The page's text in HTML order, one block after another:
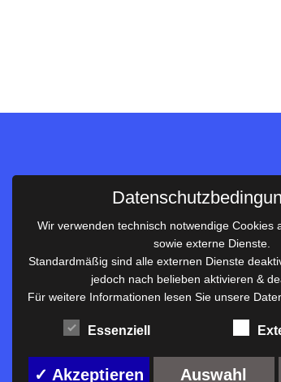
Salier-Realschule
Anmelden
Wir verwenden technisch notwendige Cookies
sowie externe Dienste.
Standardmäßig sind alle externen Dienste
jedoch nach belieben aktivieren &
Für weitere Informationen lesen Sie unsere
Essenziell
✓ Akzeptieren Auswahl